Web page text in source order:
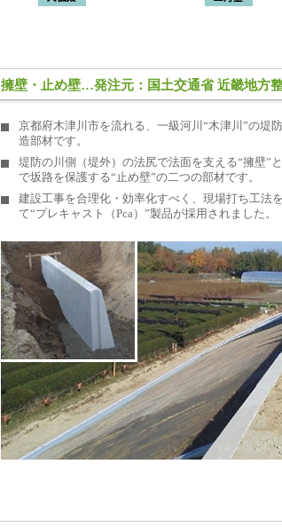
擁壁・止め壁…発注元：国土交通省 近畿地方
京都府木津川市を流れる、一級河川“木津川”の堤
造部材です。
堤防の川側（堤外）の法尻で法面を支える“擁壁”
で坂路を保護する“止め壁”の二つの部材です。
建設工事を合理化・効率化すべく、現場打ち工法
て“プレキャスト（Pca）”製品が採用されました。